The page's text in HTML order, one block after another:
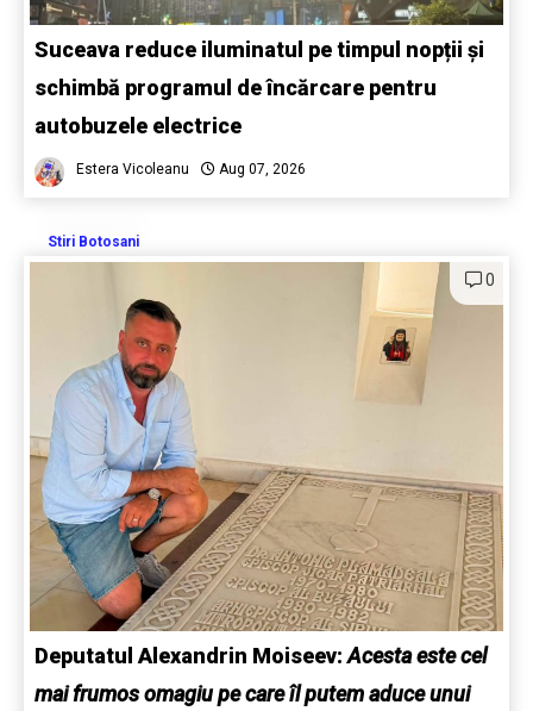
Suceava reduce iluminatul pe timpul nopții și
schimbă programul de încărcare pentru
autobuzele electrice
Estera Vicoleanu Aug 07, 2026
Stiri Botosani
0
Deputatul Alexandrin Moiseev:Acesta este cel
mai frumos omagiu pe care îl putem aduce unui